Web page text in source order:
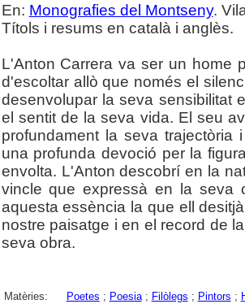
En: Monografies del Montseny.
Títols i resums en català i anglès.
L'Anton Carrera va ser un home
d'escoltar allò que només el
desenvolupar la seva sensibilitat
el sentit de la seva vida. El seu
profundament la seva
una profunda devoció per la
envolta. L'Anton descobrí en la
vincle que expressà en la seva
aquesta essència la que ell
nostre paisatge i en el record de
seva obra.
Matèries: Poetes ; Poesia; Filòlegs ; Pintors ;